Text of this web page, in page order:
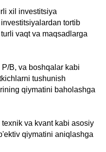
xil investitsiya
tortib
vaqt va maqsadlarga
B, va boshqalar kabi
tushunish
qiymatini baholashga
va kvant kabi asosiy
qiymatini aniqlashga